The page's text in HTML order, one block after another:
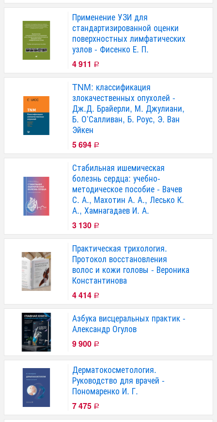
Применение УЗИ для
стандартизированной оценки
поверхностных лимфатических
узлов - Фисенко Е. П.
4 911 Р
TNM: классификация
злокачественных опухолей -
Дж.Д. Брайерли, М. Джулиани,
Б. О’Салливан, Б. Роус, Э. Ван
Эйкен
5 694 Р
Стабильная ишемическая
болезнь сердца: учебно-
методическое пособие - Вачев
С. А., Махотин А. А., Лесько К.
А., Хамнагадаев И. А.
3 130 Р
Практическая трихология.
Протокол восстановления
волос и кожи головы - Вероника
Константинова
4 414 Р
Азбука висцеральных практик -
Александр Огулов
9 900 Р
Дерматокосметология.
Руководство для врачей -
Пономаренко И. Г.
7 475 Р